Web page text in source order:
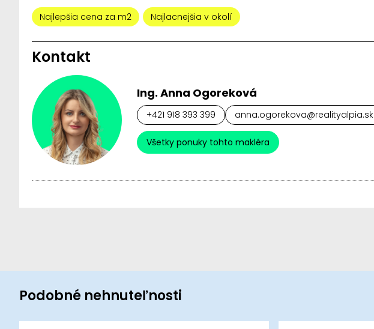
Najlepšia cena za m2 Najlacnejšia v okolí
Kontakt
Ing. Anna Ogoreková
+421 918 393 399 anna.ogorekova@realityalpia.sk
Všetky ponuky tohto makléra
Podobné nehnuteľnosti